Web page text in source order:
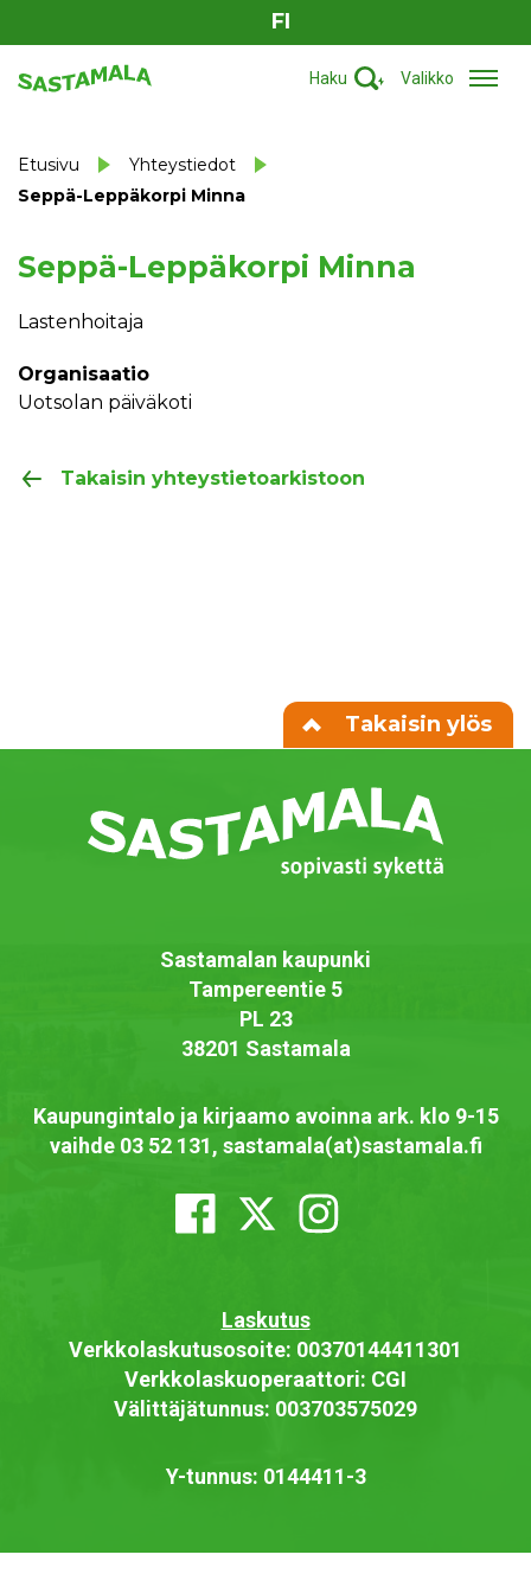
FI
Haku Valikko
Etusivu
Yhteystiedot
Seppä-Leppäkorpi Minna
Seppä-Leppäkorpi Minna
Lastenhoitaja
Organisaatio
Uotsolan päiväkoti
Takaisin yhteystietoarkistoon
Takaisin ylös
Sastamalan kaupunki
Tampereentie 5
PL 23
38201 Sastamala
Kaupungintalo ja kirjaamo avoinna ark. klo 9-15
vaihde 03 52 131, sastamala(at)sastamala.fi
Laskutus
Verkkolaskutusosoite: 00370144411301
Verkkolaskuoperaattori: CGI
Välittäjätunnus: 003703575029
Y-tunnus: 0144411-3